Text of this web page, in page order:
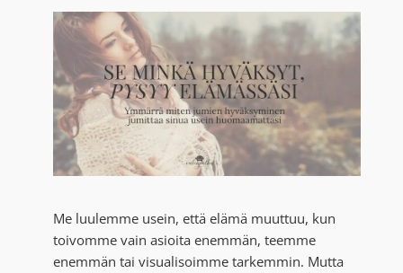
Yhteys
Me luulemme usein, että elämä muuttuu, kun
toivomme vain asioita enemmän, teemme
enemmän tai visualisoimme tarkemmin. Mutta